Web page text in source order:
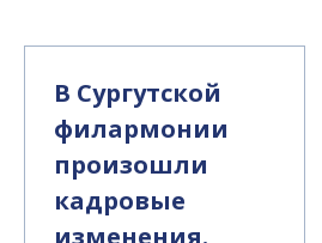
В Сургутской
филармонии
произошли
кадровые
изменения.